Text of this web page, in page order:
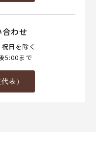
わせ
日を除く
5:00まで
表）